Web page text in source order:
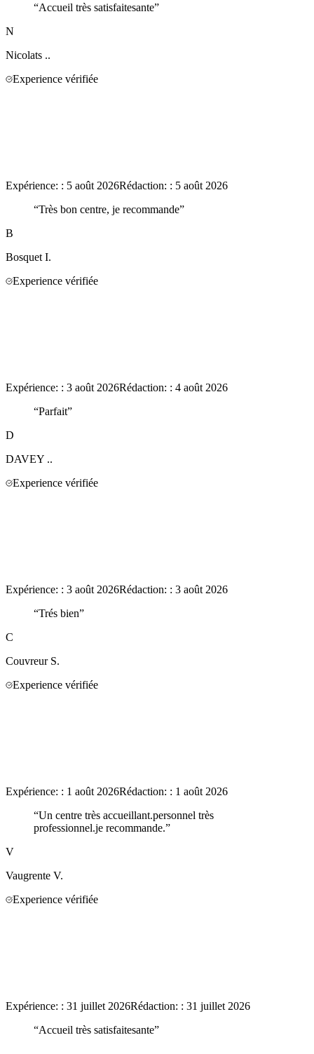
“Accueil très satisfaitesante”
N
Nicolats ..
Experience vérifiée
Expérience: : 5 août 2026Rédaction: : 5 août 2026
“Très bon centre, je recommande”
B
Bosquet I.
Experience vérifiée
Expérience: : 3 août 2026Rédaction: : 4 août 2026
“Parfait”
D
DAVEY ..
Experience vérifiée
Expérience: : 3 août 2026Rédaction: : 3 août 2026
“Trés bien”
C
Couvreur S.
Experience vérifiée
Expérience: : 1 août 2026Rédaction: : 1 août 2026
“Un centre très accueillant.personnel très
professionnel.je recommande.”
V
Vaugrente V.
Experience vérifiée
Expérience: : 31 juillet 2026Rédaction: : 31 juillet 2026
“Accueil très satisfaitesante”